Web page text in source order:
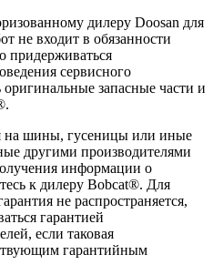
дилеру Doosan для
не входит в обязанности
придерживаться
сервисного
запасные части и
на шины, гусеницы или иные
другими производителями
информации о
к дилеру Bobcat®. Для
не распространяется,
гарантией
если таковая
гарантийным